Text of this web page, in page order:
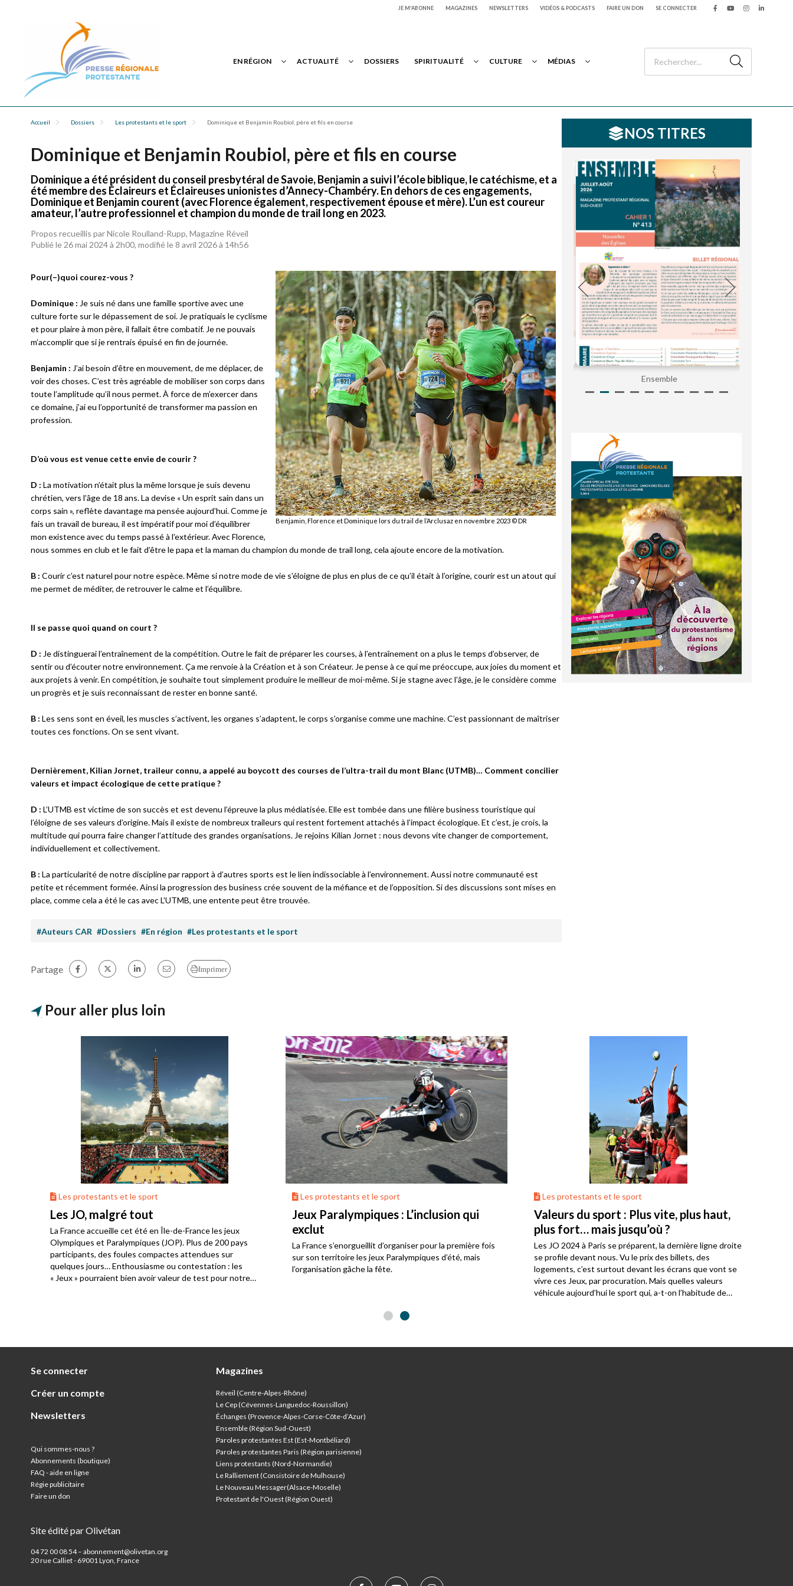
JE M'ABONNE MAGAZINES NEWSLETTERS VIDÉOS & PODCASTS FAIRE UN DON SE CONNECTER
EN RÉGION ACTUALITÉ DOSSIERS SPIRITUALITÉ CULTURE MÉDIAS
Accueil Dossiers Les protestants et le sport Dominique et Benjamin Roubiol, père et fils en course
Dominique et Benjamin Roubiol, père et fils en course
Dominique a été président du conseil presbytéral de Savoie, Benjamin a suivi l’école biblique, le catéchisme, et a
été membre des Éclaireurs et Éclaireuses unionistes d’Annecy-Chambéry. En dehors de ces engagements,
Dominique et Benjamin courent (avec Florence également, respectivement épouse et mère). L’un est coureur
amateur, l’autre professionnel et champion du monde de trail long en 2023.
Propos recueillis par Nicole Roulland-Rupp, Magazine Réveil
Publié le 26 mai 2024 à 2h00, modifié le 8 avril 2026 à 14h56
Benjamin, Florence et Dominique lors du trail de l’Arclusaz en novembre 2023 © DR
Pour(–)quoi courez-vous ?
Dominique : Je suis né dans une famille sportive avec une
culture forte sur le dépassement de soi. Je pratiquais le cyclisme
et pour plaire à mon père, il fallait être combatif. Je ne pouvais
m’accomplir que si je rentrais épuisé en fin de journée.
Benjamin : J’ai besoin d’être en mouvement, de me déplacer, de
voir des choses. C’est très agréable de mobiliser son corps dans
toute l’amplitude qu’il nous permet. À force de m’exercer dans
ce domaine, j’ai eu l’opportunité de transformer ma passion en
profession.
D’où vous est venue cette envie de courir ?
D : La motivation n’était plus la même lorsque je suis devenu
chrétien, vers l’âge de 18 ans. La devise « Un esprit sain dans un
corps sain », reflète davantage ma pensée aujourd’hui. Comme je
fais un travail de bureau, il est impératif pour moi d’équilibrer
mon existence avec du temps passé à l’extérieur. Avec Florence,
nous sommes en club et le fait d’être le papa et la maman du champion du monde de trail long, cela ajoute encore de la motivation.
B : Courir c’est naturel pour notre espèce. Même si notre mode de vie s’éloigne de plus en plus de ce qu’il était à l’origine, courir est un atout qui
me permet de méditer, de retrouver le calme et l’équilibre.
Il se passe quoi quand on court ?
D : Je distinguerai l’entraînement de la compétition. Outre le fait de préparer les courses, à l’entraînement on a plus le temps d’observer, de
sentir ou d’écouter notre environnement. Ça me renvoie à la Création et à son Créateur. Je pense à ce qui me préoccupe, aux joies du moment et
aux projets à venir. En compétition, je souhaite tout simplement produire le meilleur de moi-même. Si je stagne avec l’âge, je le considère comme
un progrès et je suis reconnaissant de rester en bonne santé.
B : Les sens sont en éveil, les muscles s’activent, les organes s’adaptent, le corps s’organise comme une machine. C’est passionnant de maîtriser
toutes ces fonctions. On se sent vivant.
Dernièrement, Kilian Jornet, traileur connu, a appelé au boycott des courses de l’ultra-trail du mont Blanc (UTMB)… Comment concilier
valeurs et impact écologique de cette pratique ?
D : L’UTMB est victime de son succès et est devenu l’épreuve la plus médiatisée. Elle est tombée dans une filière business touristique qui
l’éloigne de ses valeurs d’origine. Mais il existe de nombreux traileurs qui restent fortement attachés à l’impact écologique. Et c’est, je crois, la
multitude qui pourra faire changer l’attitude des grandes organisations. Je rejoins Kilian Jornet : nous devons vite changer de comportement,
individuellement et collectivement.
B : La particularité de notre discipline par rapport à d’autres sports est le lien indissociable à l’environnement. Aussi notre communauté est
petite et récemment formée. Ainsi la progression des business crée souvent de la méfiance et de l’opposition. Si des discussions sont mises en
place, comme cela a été le cas avec L’UTMB, une entente peut être trouvée.
#Auteurs CAR #Dossiers #En région #Les protestants et le sport
NOS TITRES
Échanges Ensemble
Partage Imprimer
Pour aller plus loin
Les protestants et le sport
Les JO, malgré tout
La France accueille cet été en Île-de-France les jeux
Olympiques et Paralympiques (JOP). Plus de 200 pays
participants, des foules compactes attendues sur
quelques jours… Enthousiasme ou contestation : les
« Jeux » pourraient bien avoir valeur de test pour notre
Les protestants et le sport
Jeux Paralympiques : L’inclusion qui
exclut
La France s’enorgueillit d’organiser pour la première fois
sur son territoire les jeux Paralympiques d’été, mais
l’organisation gâche la fête.
Les protestants et le sport
Valeurs du sport : Plus vite, plus haut,
plus fort… mais jusqu’où ?
Les JO 2024 à Paris se préparent, la dernière ligne droite
se profile devant nous. Vu le prix des billets, des
logements, c’est surtout devant les écrans que vont se
vivre ces Jeux, par procuration. Mais quelles valeurs
véhicule aujourd’hui le sport qui, a-t-on l’habitude de
Se connecter
Créer un compte
Newsletters
Qui sommes-nous ?
Abonnements (boutique)
FAQ - aide en ligne
Régie publicitaire
Faire un don
Site édité par Olivétan
04 72 00 08 54 – abonnement@olivetan.org
20 rue Calliet - 69001 Lyon, France
Magazines
Réveil (Centre-Alpes-Rhône)
Le Cep (Cévennes-Languedoc-Roussillon)
Échanges (Provence-Alpes-Corse-Côte-d’Azur)
Ensemble (Région Sud-Ouest)
Paroles protestantes Est (Est-Montbéliard)
Paroles protestantes Paris (Région parisienne)
Liens protestants (Nord-Normandie)
Le Ralliement (Consistoire de Mulhouse)
Le Nouveau Messager(Alsace-Moselle)
Protestant de l'Ouest (Région Ouest)